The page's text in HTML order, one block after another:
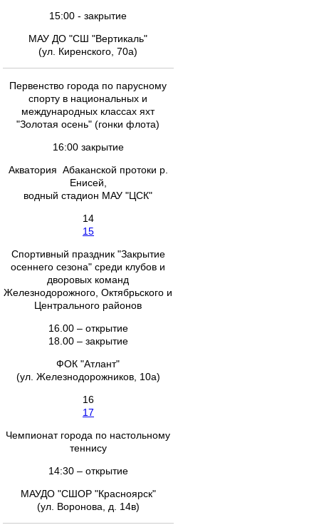
15:00 - закрытие
МАУ ДО "СШ "Вертикаль"
(ул. Киренского, 70а)
Первенство города по парусному
спорту в национальных и
международных классах яхт
"Золотая осень" (гонки флота)
16:00 закрытие
Акватория Абаканской протоки р.
Енисей,
водный стадион МАУ "ЦСК"
14
15
Спортивный праздник "Закрытие
осеннего сезона" среди клубов и
дворовых команд
Железнодорожного, Октябрьского и
Центрального районов
16.00 – открытие
18.00 – закрытие
ФОК "Атлант"
(ул. Железнодорожников, 10а)
16
17
Чемпионат города по настольному
теннису
14:30 – открытие
МАУДО "СШОР "Красноярск"
(ул. Воронова, д. 14в)